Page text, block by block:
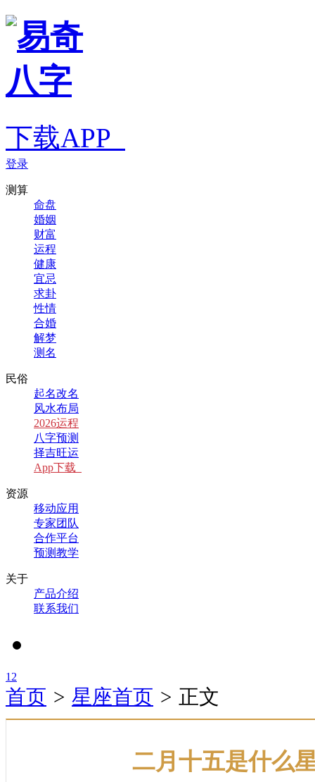
下载APP
登录
测算
命盘
婚姻
财富
运程
健康
宜忌
求卦
性情
合婚
解梦
测名
民俗
起名改名
风水布局
2026运程
八字预测
择吉旺运
App下载
资源
移动应用
专家团队
合作平台
预测教学
关于
产品介绍
联系我们
1 2
首页 > 星座首页 > 正文
二月十五是什么